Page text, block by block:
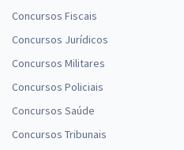
Concursos Fiscais
Concursos Jurídicos
Concursos Militares
Concursos Policiais
Concursos Saúde
Concursos Tribunais